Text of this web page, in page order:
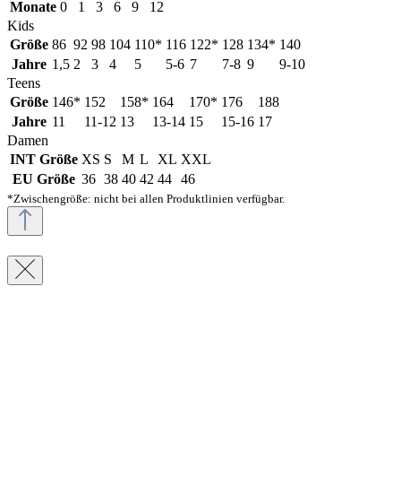
Monate 0 1 3 6 9
12
Kids
Größe 86 92 98 104 110* 116 122* 128 134* 140
Jahre 1,5 2 3 4 5 5-6 7 7-8 9
9-10
Teens
Größe 146* 152 158* 164 170* 176
188
Jahre 11 11-12 13 13-14 15 15-16 17
Damen
INT Größe XS S M L XL XXL
EU Größe 36 38 40 42 44 46
*Zwischengröße: nicht bei allen Produktlinien verfügbar.